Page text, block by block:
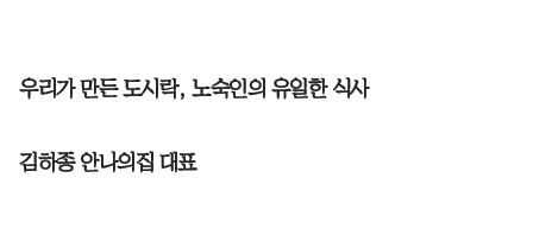
우리가 만든 도시락, 노숙인의 유일한 식사
김하종 안나의집 대표